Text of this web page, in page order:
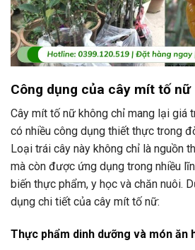
Công dụng của cây mít tố nữ
Cây mít tố nữ không chỉ mang lại giá
có nhiều công dụng thiết thực trong
Loại trái cây này không chỉ là nguồn
mà còn được ứng dụng trong nhiều
biến thực phẩm, y học và chăn nuôi.
dụng chi tiết của cây mít tố nữ:
Thực phẩm dinh dưỡng và món ăn